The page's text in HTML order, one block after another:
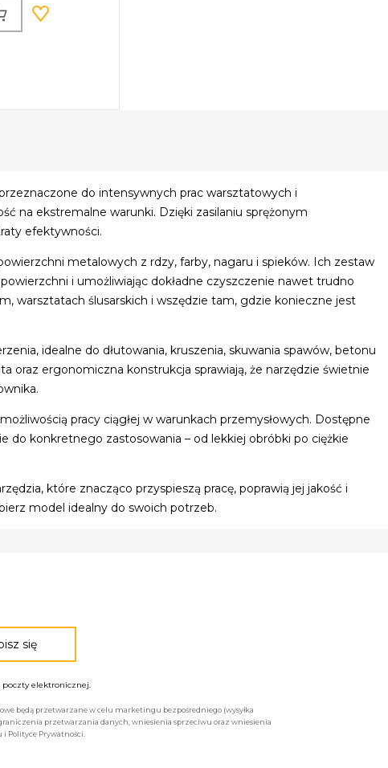
do intensywnych prac warsztatowych i
na ekstremalne warunki. Dzięki zasilaniu sprężonym
efektywności.
metalowych z rdzy, farby, nagaru i spieków. Ich zestaw
i umożliwiając dokładne czyszczenie nawet trudno
warsztatach ślusarskich i wszędzie tam, gdzie konieczne jest
idealne do dłutowania, kruszenia, skuwania spawów, betonu
oraz ergonomiczna konstrukcja sprawiają, że narzędzie świetnie
pracy ciągłej w warunkach przemysłowych. Dostępne
do konkretnego zastosowania – od lekkiej obróbki po ciężkie
które znacząco przyspieszą pracę, poprawią jej jakość i
model idealny do swoich potrzeb.
elektronicznej.
będą przetwarzane w celu marketingu bezpośredniego (wysyłka
przetwarzania danych, wniesienia sprzeciwu oraz wniesienia
Polityce Prywatności.